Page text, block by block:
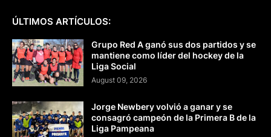
ÚLTIMOS ARTÍCULOS:
Grupo Red A ganó sus dos partidos y se
mantiene como líder del hockey de la
Liga Social
August 09, 2026
Jorge Newbery volvió a ganar y se
consagró campeón de la Primera B de la
Liga Pampeana